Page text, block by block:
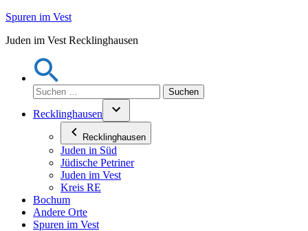
Zum
springen
Spuren im Vest
Juden im Vest Recklinghausen
Suchen
nach:
Recklinghausen
Recklinghausen
Juden in Süd
Jüdische Petriner
Juden im Vest
Kreis RE
Bochum
Andere Orte
Spuren im Vest